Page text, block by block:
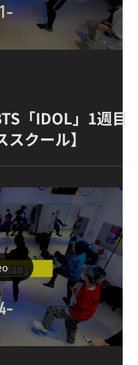
「IDOL」 1週目
クール】